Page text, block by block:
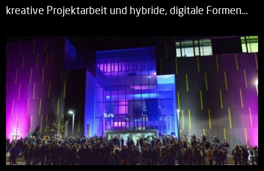
kreative Projektarbeit und hybride, digitale Formen…